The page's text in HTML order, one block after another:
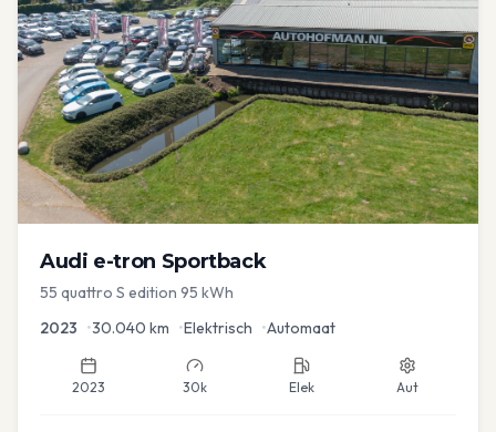
Audi e-tron Sportback
55 quattro S edition 95 kWh
2023 •30.040 km •Elektrisch •Automaat
2023 30k Elek Aut